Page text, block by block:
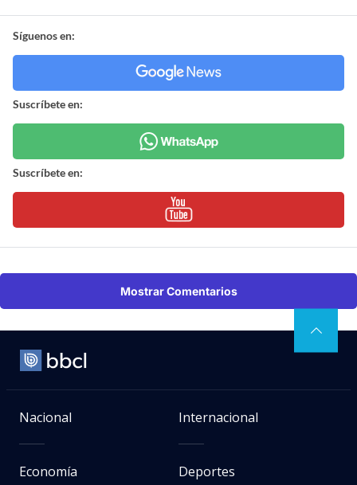
Síguenos en:
Suscríbete en:
Suscríbete en:
Mostrar Comentarios
Nacional Internacional
Economía Deportes